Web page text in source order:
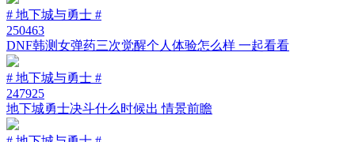
# 地下城与勇士 #
250463
DNF韩测女弹药三次觉醒个人体验怎么样 一起看看
# 地下城与勇士 #
247925
地下城勇士决斗什么时候出 情景前瞻